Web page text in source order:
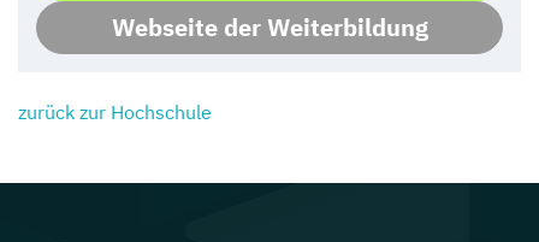
Webseite der Weiterbildung
zurück zur Hochschule